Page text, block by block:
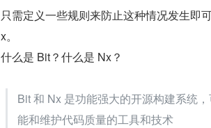
只需定义一些规则来防止这种情况发生即
x。
什么是 Bit？什么是 Nx？
Bit 和 Nx 是功能强大的开源构建系统
能和维护代码质量的工具和技术